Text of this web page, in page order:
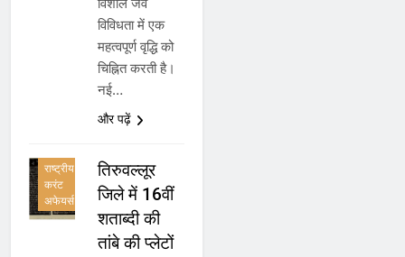
विविधता में एक
महत्वपूर्ण वृद्धि को
चिह्नित करती है।
नई…
और पढ़ें
राष्ट्रीय
करंट
अफेयर्स
तिरुवल्लूर
जिले में 16वीं
शताब्दी की
तांबे की प्लेटों